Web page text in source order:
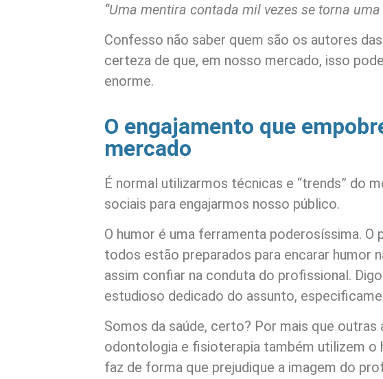
“Uma mentira contada mil vezes se torna uma
Confesso não saber quem são os autores
certeza de que, em nosso mercado, isso
enorme.
O engajamento que
mercado
É normal utilizarmos técnicas e “trends” do
sociais para engajarmos nosso público.
O humor é uma ferramenta poderosíssima. O
todos estão preparados para encarar humor
assim confiar na conduta do profissional.
estudioso dedicado do assunto,
Somos da saúde, certo? Por mais que outras
odontologia e fisioterapia também utilizem o
faz de forma que prejudique a imagem do